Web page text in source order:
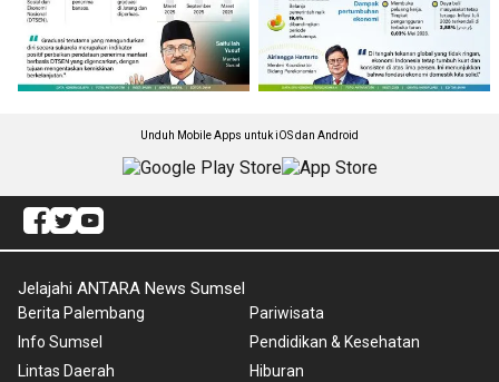
Unduh Mobile Apps untuk iOS dan Android
Jelajahi ANTARA News Sumsel
Berita Palembang
Info Sumsel
Lintas Daerah
Pariwisata
Pendidikan & Kesehatan
Hiburan